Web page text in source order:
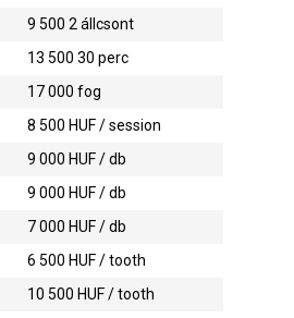
9 500 2 állcsont
13 500 30 perc
17 000 fog
8 500 HUF / session
9 000 HUF / db
9 000 HUF / db
7 000 HUF / db
6 500 HUF / tooth
10 500 HUF / tooth